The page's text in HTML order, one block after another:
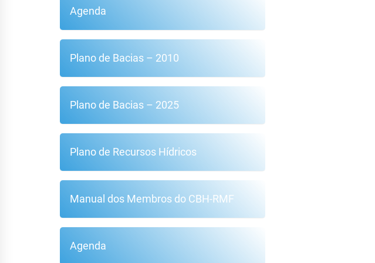
Agenda
Plano de Bacias – 2010
Plano de Bacias – 2025
Plano de Recursos Hídricos
Manual dos Membros do CBH-RMF
Agenda